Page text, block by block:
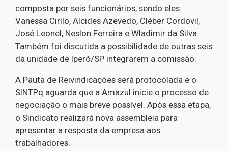
composta por seis funcionários, sendo eles:
Vanessa Cirilo, Alcides Azevedo, Cléber Cordovil,
José Leonel, Neslon Ferreira e Wladimir da Silva.
Também foi discutida a possibilidade de outras seis
da unidade de Iperó/SP integrarem a comissão.
A Pauta de Reivindicações será protocolada e o
SINTPq aguarda que a Amazul inicie o processo de
negociação o mais breve possível. Após essa etapa,
o Sindicato realizará nova assembleia para
apresentar a resposta da empresa aos
trabalhadores.